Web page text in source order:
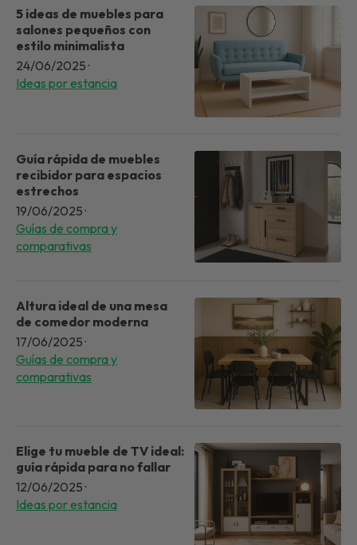
5 ideas de muebles para
salones pequeños con
estilo minimalista
24/06/2025 ·
Ideas por estancia
Guía rápida de muebles
recibidor para espacios
estrechos
19/06/2025 ·
Guías de compra y
comparativas
Altura ideal de una mesa
de comedor moderna
17/06/2025 ·
Guías de compra y
comparativas
Elige tu mueble de TV ideal:
guía rápida para no fallar
12/06/2025 ·
Ideas por estancia